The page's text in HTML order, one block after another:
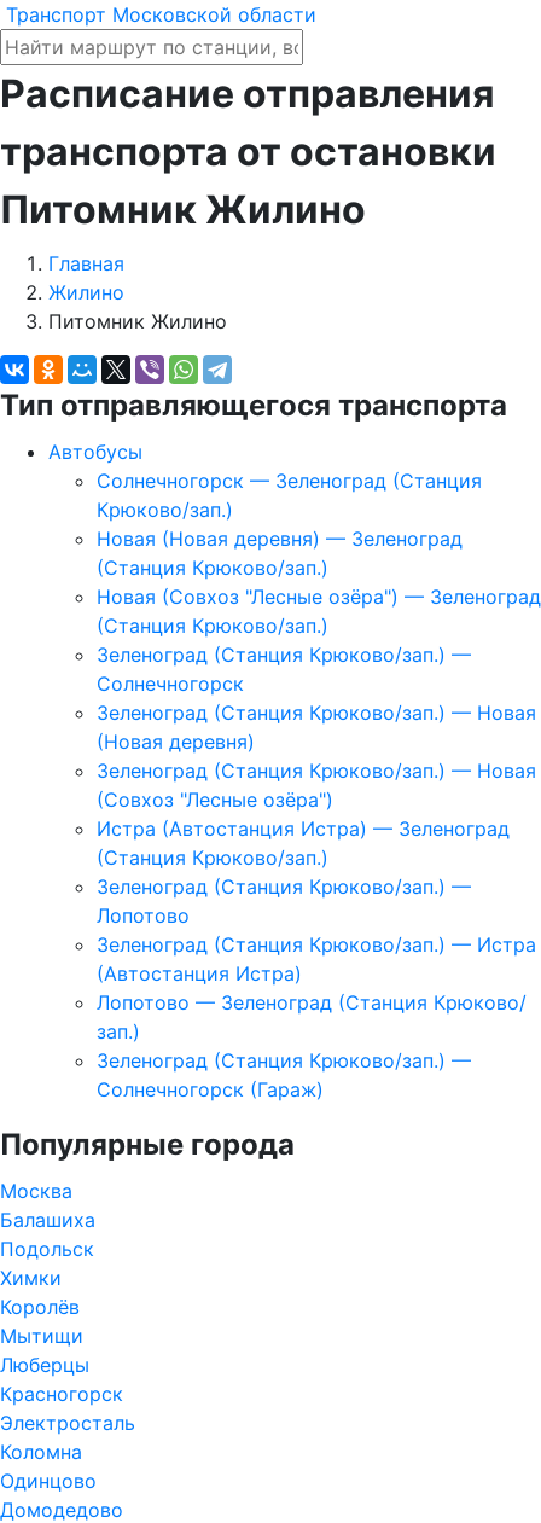
Транспорт Московской области
Расписание отправления
транспорта от остановки
Питомник Жилино
Главная
Жилино
Питомник Жилино
Тип отправляющегося транспорта
Автобусы
Солнечногорск — Зеленоград (Станция
Крюково/зап.)
Новая (Новая деревня) — Зеленоград
(Станция Крюково/зап.)
Новая (Совхоз "Лесные озёра") — Зеленоград
(Станция Крюково/зап.)
Зеленоград (Станция Крюково/зап.) —
Солнечногорск
Зеленоград (Станция Крюково/зап.) — Новая
(Новая деревня)
Зеленоград (Станция Крюково/зап.) — Новая
(Совхоз "Лесные озёра")
Истра (Автостанция Истра) — Зеленоград
(Станция Крюково/зап.)
Зеленоград (Станция Крюково/зап.) —
Лопотово
Зеленоград (Станция Крюково/зап.) — Истра
(Автостанция Истра)
Лопотово — Зеленоград (Станция Крюково/
зап.)
Зеленоград (Станция Крюково/зап.) —
Солнечногорск (Гараж)
Популярные города
Москва
Балашиха
Подольск
Химки
Королёв
Мытищи
Люберцы
Красногорск
Электросталь
Коломна
Одинцово
Домодедово